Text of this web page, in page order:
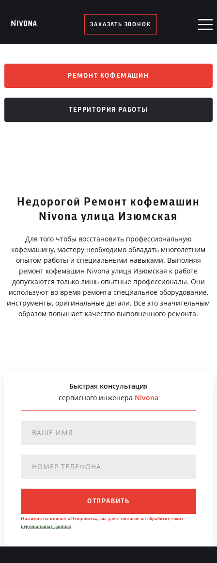
ЗАКАЗАТЬ ЗВОНОК
РЕМОНТ КОФЕМАШИН
ТЕРРИТОРИЯ РАБОТЫ
Недорогой Ремонт кофемашин
Nivona улица Изюмская
Для того чтобы восстановить профессиональную
кофемашину, мастеру необходимо обладать многолетним
опытом работы и специальными навыками. Выполняя
ремонт кофемашин Nivona улица Изюмская к работе
допускаются только лишь опытные профессионалы. Они
используют во время ремонта специальное оборудование,
инструменты, оригинальные детали. Все это значительным
образом повышает качество выполненного ремонта.
Быстрая консультация
сервисного инженера Nivona
ОТПРАВИТЬ
Нажимая на кнопку «Отправить», вы даете согласие на обработку своих
персональных данных